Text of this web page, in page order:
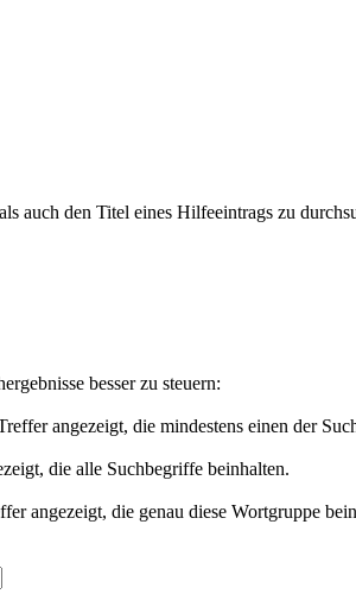
auch den Titel eines Hilfeeintrags zu
besser zu steuern:
angezeigt, die mindestens einen der
die alle Suchbegriffe beinhalten.
angezeigt, die genau diese Wortgruppe